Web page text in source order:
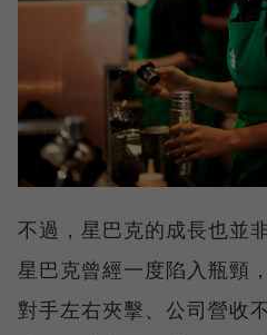
不過，星巴克的成長也並
星巴克曾經一度陷入瓶頸
對手左右夾擊、公司營收